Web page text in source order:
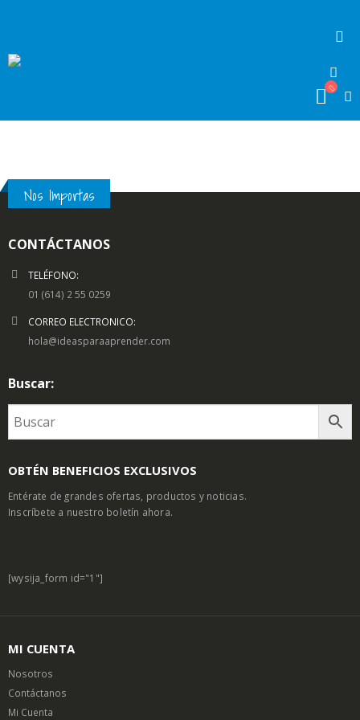
Nos Importas
CONTÁCTANOS
TELÉFONO:
01 (614) 2 55 0259
CORREO ELECTRONICO:
hola@ideasparaaprender.com
Buscar:
OBTÉN BENEFICIOS EXCLUSIVOS
Entérate de grandes ofertas, productos y noticias.
Inscríbete a nuestro boletín ahora.
[wysija_form id="1"]
MI CUENTA
Nosotros
Contáctanos
Mi Cuenta